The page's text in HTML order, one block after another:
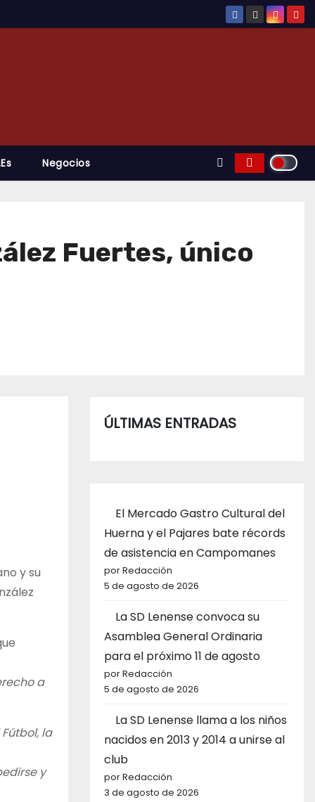
Negocios
Fuertes, único
y su
a
la
y
ÚLTIMAS ENTRADAS
El Mercado Gastro Cultural del
Huerna y el Pajares bate récords
de asistencia en Campomanes
por Redacción
5 de agosto de 2026
La SD Lenense convoca su
Asamblea General Ordinaria
para el próximo 11 de agosto
por Redacción
5 de agosto de 2026
La SD Lenense llama a los niños
nacidos en 2013 y 2014 a unirse al
club
por Redacción
3 de agosto de 2026